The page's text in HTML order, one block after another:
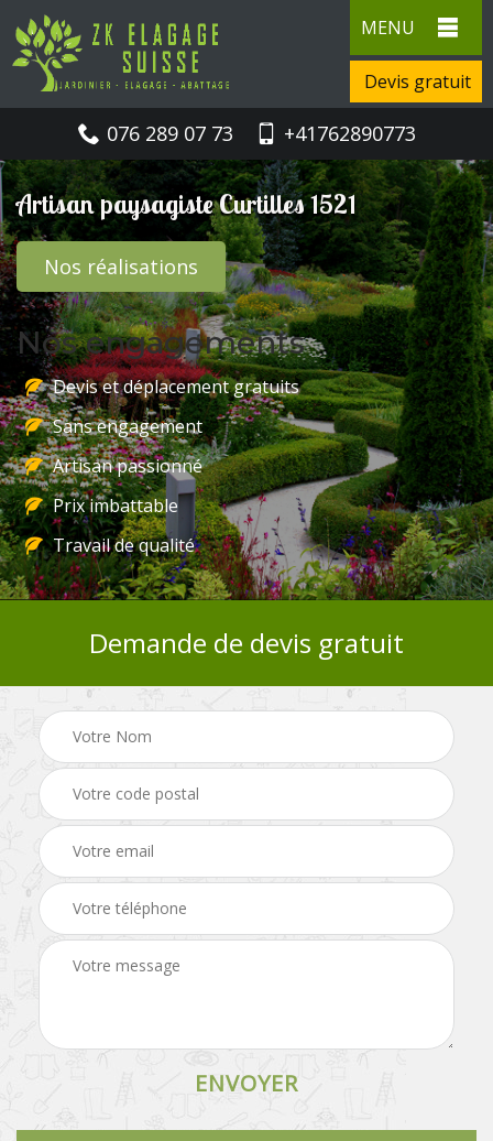
MENU
Devis gratuit
076 289 07 73 +41762890773
Artisan paysagiste Curtilles 1521
Nos réalisations
Nos engagements
Devis et déplacement gratuits
Sans engagement
Artisan passionné
Prix imbattable
Travail de qualité
Demande de devis gratuit